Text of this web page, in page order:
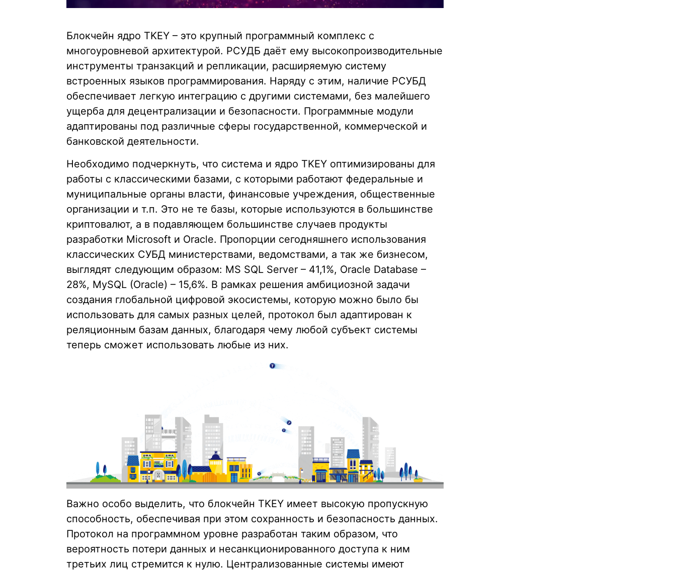
Блокчейн ядро TKEY – это крупный программный комплекс с
многоуровневой архитектурой. РСУДБ даёт ему высокопроизводительные
инструменты транзакций и репликации, расширяемую систему
встроенных языков программирования. Наряду с этим, наличие РСУБД
обеспечивает легкую интеграцию c другими системами, без малейшего
ущерба для децентрализации и безопасности. Программные модули
адаптированы под различные сферы государственной, коммерческой и
банковской деятельности.
Необходимо подчеркнуть, что система и ядро TKEY оптимизированы для
работы с классическими базами, с которыми работают федеральные и
муниципальные органы власти, финансовые учреждения, общественные
организации и т.п. Это не те базы, которые используются в большинстве
криптовалют, а в подавляющем большинстве случаев продукты
разработки Microsoft и Oracle. Пропорции сегодняшнего использования
классических СУБД министерствами, ведомствами, а так же бизнесом,
выглядят следующим образом: MS SQL Server – 41,1%, Oracle Database –
28%, MySQL (Oracle) – 15,6%. В рамках решения амбициозной задачи
создания глобальной цифровой экосистемы, которую можно было бы
использовать для самых разных целей, протокол был адаптирован к
реляционным базам данных, благодаря чему любой субъект системы
теперь сможет использовать любые из них.
Важно особо выделить, что блокчейн TKEY имеет высокую пропускную
способность, обеспечивая при этом сохранность и безопасность данных.
Протокол на программном уровне разработан таким образом, что
вероятность потери данных и несанкционированного доступа к ним
третьих лиц стремится к нулю. Централизованные системы имеют